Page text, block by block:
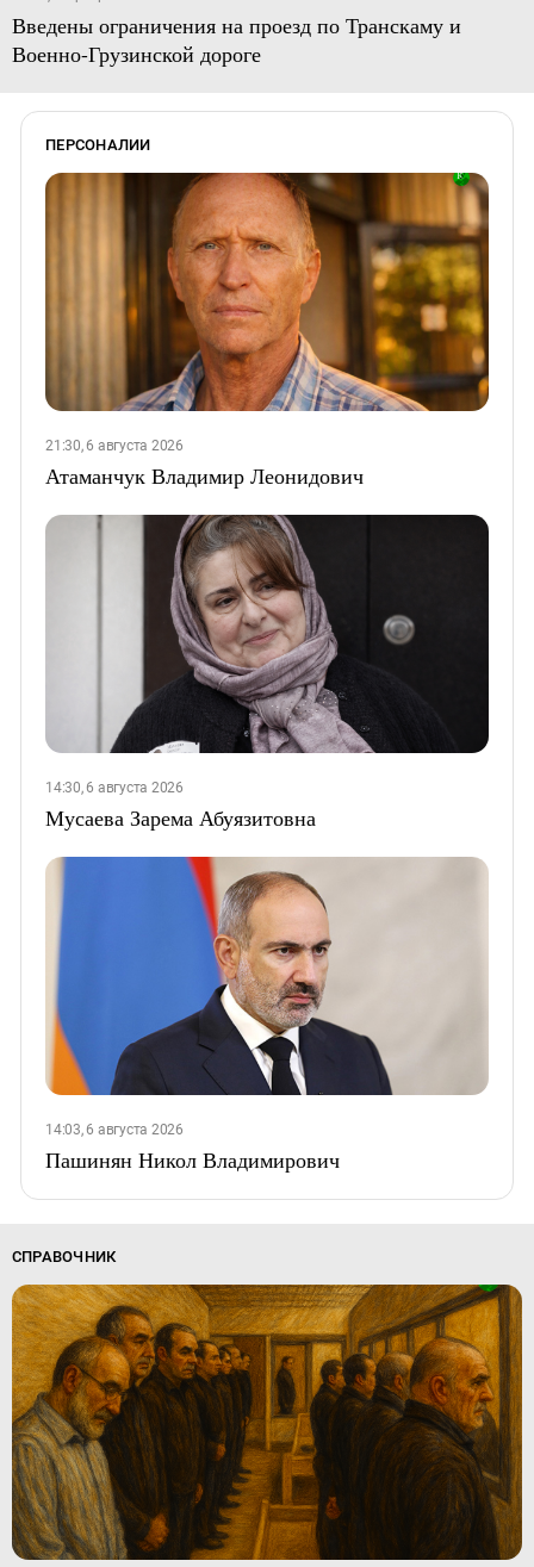
Введены ограничения на проезд по Транскаму и
Военно-Грузинской дороге
ПЕРСОНАЛИИ
21:30, 6 августа 2026
Атаманчук Владимир Леонидович
14:30, 6 августа 2026
Мусаева Зарема Абуязитовна
14:03, 6 августа 2026
Пашинян Никол Владимирович
СПРАВОЧНИК